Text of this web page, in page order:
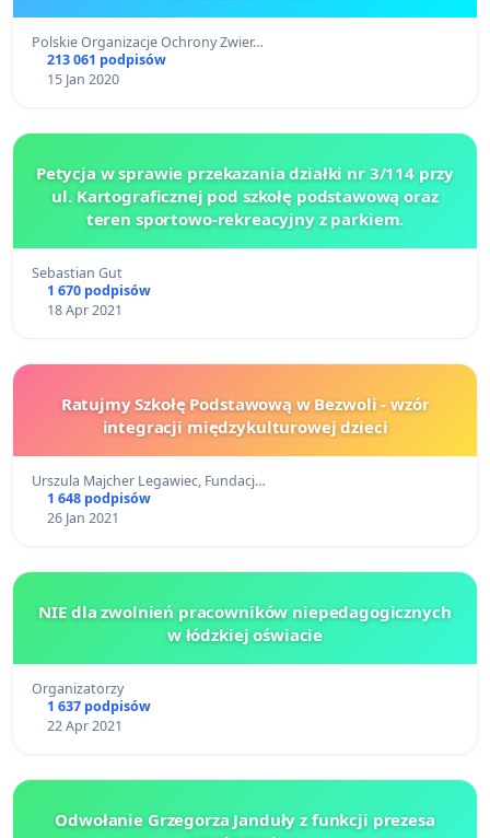
Polskie Organizacje Ochrony Zwier…
213 061 podpisów
15 Jan 2020
Petycja w sprawie przekazania działki nr 3/114 przy
ul. Kartograficznej pod szkołę podstawową oraz
teren sportowo-rekreacyjny z parkiem.
Sebastian Gut
1 670 podpisów
18 Apr 2021
Ratujmy Szkołę Podstawową w Bezwoli - wzór
integracji międzykulturowej dzieci
Urszula Majcher Legawiec, Fundacj…
1 648 podpisów
26 Jan 2021
NIE dla zwolnień pracowników niepedagogicznych
w łódzkiej oświacie
Organizatorzy
1 637 podpisów
22 Apr 2021
Odwołanie Grzegorza Janduły z funkcji prezesa